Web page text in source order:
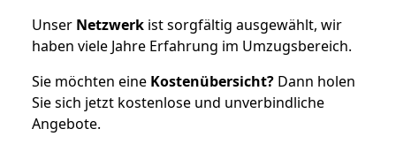
Unser Netzwerk ist sorgfältig ausgewählt, wir
haben viele Jahre Erfahrung im Umzugsbereich.
Sie möchten eine Kostenübersicht? Dann holen
Sie sich jetzt kostenlose und unverbindliche
Angebote.